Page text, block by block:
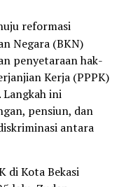
reformasi
Negara (BKN)
penyetaraan hak-
Kerja (PPPK)
Langkah ini
pensiun, dan
antara
di Kota Bekasi